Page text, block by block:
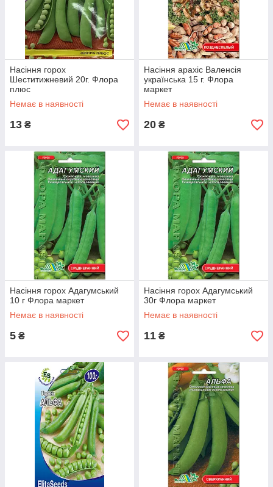
Насіння горох
Шеститижневий 20г. Флора
плюс
Немає в наявності
13 ₴
Насіння арахіс Валенсія
українська 15 г. Флора
маркет
Немає в наявності
20 ₴
Насіння горох Адагумський
10 г Флора маркет
Немає в наявності
5 ₴
Насіння горох Адагумський
30г Флора маркет
Немає в наявності
11 ₴